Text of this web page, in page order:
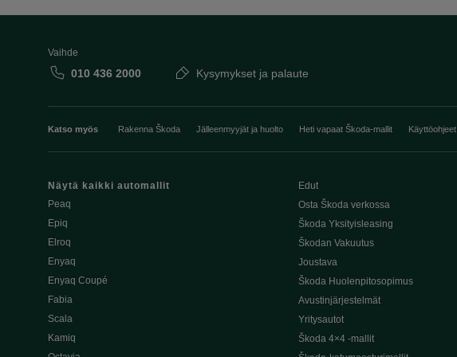
Vaihde
010 436 2000 Kysymykset ja palaute
Katso myös Rakenna Škoda Jälleenmyyjät ja huolto Heti vapaat Škoda-mallit Käyttöohjeet
Näytä kaikki automallit
Peaq
Epiq
Elroq
Enyaq
Enyaq Coupé
Fabia
Scala
Kamiq
Edut
Osta Škoda verkossa
Škoda Yksityisleasing
Škodan Vakuutus
Joustava
Škoda Huolenpitosopimus
Avustinjärjestelmät
Yritysautot
Škoda 4×4 -mallit